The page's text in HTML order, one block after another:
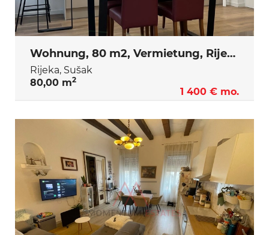
Wohnung, 80 m2, Vermietung, Rijeka - Sušak
Rijeka, Sušak
80,00 m2
1 400 € mo.